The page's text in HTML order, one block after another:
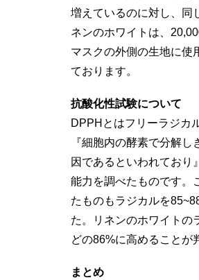
増えているのに対し、同
ネンのホワイトは、
マスクの外側の生地に
ております。
抗酸化性試験について
DPPHとはフリーラジカ
『細胞内の酵素で分解
因であるといわれており
能力を調べたものです。
たものもラジカルを
た。リネンのホワイトの
どの86%に高めることが
まとめ